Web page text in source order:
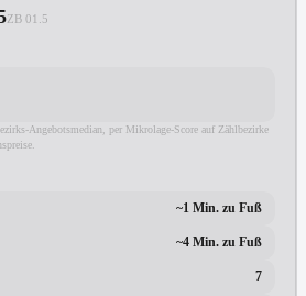
ZB 01.5
Angebotsmedian, per Mikrolage-Score auf Zählbezirke
~1 Min. zu Fuß
~4 Min. zu Fuß
7